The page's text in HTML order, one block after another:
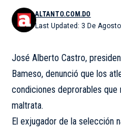
Last Updated: 3 De
ALTANTO.COM.DO
José Alberto Castro,
Bameso, denunció que los
condiciones deprorables que
maltrata.
El exjugador de la selección